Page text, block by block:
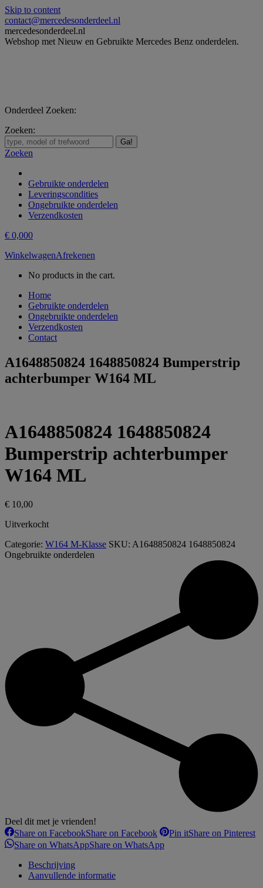
Skip to content
contact@mercedesonderdeel.nl
mercedesonderdeel.nl
Webshop met Nieuw en Gebruikte Mercedes Benz onderdelen.
Onderdeel Zoeken:
Zoeken:
Zoeken
Gebruikte onderdelen
Leveringscondities
Ongebruikte onderdelen
Verzendkosten
€ 0,000
WinkelwagenAfrekenen
No products in the cart.
Home
Gebruikte onderdelen
Ongebruikte onderdelen
Verzendkosten
Contact
A1648850824 1648850824 Bumperstrip
achterbumper W164 ML
A1648850824 1648850824
Bumperstrip achterbumper
W164 ML
€ 10,00
Uitverkocht
Categorie: W164 M-Klasse SKU: A1648850824 1648850824
Ongebruikte onderdelen
Deel dit met je vrienden!
Share on FacebookShare on Facebook Pin itShare on Pinterest
Share on WhatsAppShare on WhatsApp
Beschrijving
Aanvullende informatie